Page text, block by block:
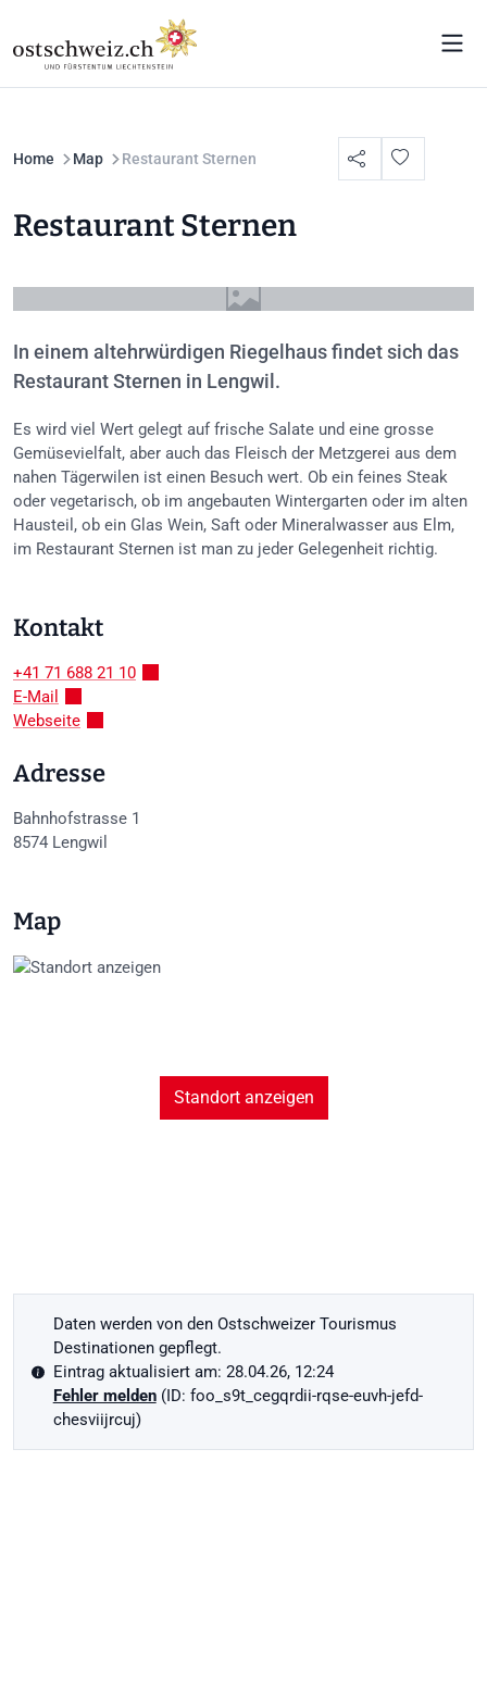
Home Map Restaurant Sternen
Restaurant Sternen
In einem altehrwürdigen Riegelhaus findet sich das
Restaurant Sternen in Lengwil.
Es wird viel Wert gelegt auf frische Salate und eine grosse
Gemüsevielfalt, aber auch das Fleisch der Metzgerei aus dem
nahen Tägerwilen ist einen Besuch wert. Ob ein feines Steak
oder vegetarisch, ob im angebauten Wintergarten oder im alten
Hausteil, ob ein Glas Wein, Saft oder Mineralwasser aus Elm,
im Restaurant Sternen ist man zu jeder Gelegenheit richtig.
Kontakt
+41 71 688 21 10
E-Mail
Webseite
Adresse
Bahnhofstrasse 1
8574 Lengwil
Map
Standort anzeigen
Daten werden von den Ostschweizer Tourismus
Destinationen gepflegt.
Eintrag aktualisiert am: 28.04.26, 12:24
Fehler melden(ID: foo_s9t_cegqrdii-rqse-euvh-jefd-
chesviijrcuj)